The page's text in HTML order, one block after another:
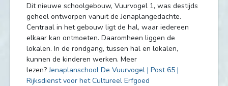
Dit nieuwe schoolgebouw, Vuurvogel 1, was destijds
geheel ontworpen vanuit de Jenaplangedachte.
Centraal in het gebouw ligt de hal, waar iedereen
elkaar kan ontmoeten. Daaromheen liggen de
lokalen. In de rondgang, tussen hal en lokalen,
kunnen de kinderen werken. Meer
lezen?Jenaplanschool De Vuurvogel | Post 65 |
Rijksdienst voor het Cultureel Erfgoed